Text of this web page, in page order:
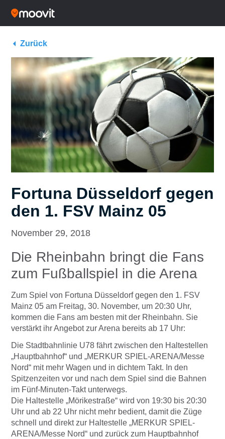
Zurück
Fortuna Düsseldorf gegen
den 1. FSV Mainz 05
November 29, 2018
Die Rheinbahn bringt die Fans
zum Fußballspiel in die Arena
Zum Spiel von Fortuna Düsseldorf gegen den 1. FSV
Mainz 05 am Freitag, 30. November, um 20:30 Uhr,
kommen die Fans am besten mit der Rheinbahn. Sie
verstärkt ihr Angebot zur Arena bereits ab 17 Uhr:
Die Stadtbahnlinie U78 fährt zwischen den Haltestellen
„Hauptbahnhof“ und „MERKUR SPIEL-ARENA/Messe
Nord“ mit mehr Wagen und in dichtem Takt. In den
Spitzenzeiten vor und nach dem Spiel sind die Bahnen
im Fünf-Minuten-Takt unterwegs.
Die Haltestelle „Mörikestraße“ wird von 19:30 bis 20:30
Uhr und ab 22 Uhr nicht mehr bedient, damit die Züge
schnell und direkt zur Haltestelle „MERKUR SPIEL-
ARENA/Messe Nord“ und zurück zum Hauptbahnhof